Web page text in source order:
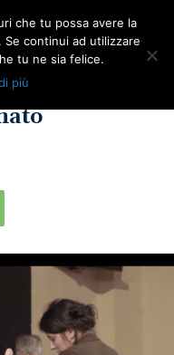
che tu possa avere la
continui ad utilizzare
tu ne sia felice.
più